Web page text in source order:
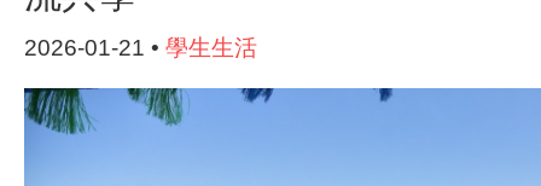
2026-01-21 • 學生生活